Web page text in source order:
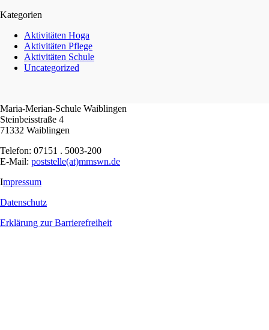
Kategorien
Aktivitäten Hoga
Aktivitäten Pflege
Aktivitäten Schule
Uncategorized
Maria-Merian-Schule Waiblingen
Steinbeisstraße 4
71332 Waiblingen
Telefon: 07151 . 5003-200
E-Mail: poststelle(at)mmswn.de
Impressum
Datenschutz
Erklärung zur Barrierefreiheit